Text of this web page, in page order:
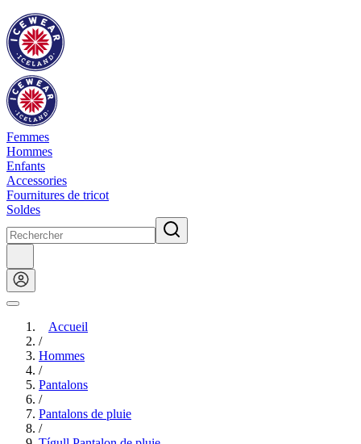
Femmes
Hommes
Enfants
Accessories
Fournitures de tricot
Soldes
Accueil
/
Hommes
/
Pantalons
/
Pantalons de pluie
/